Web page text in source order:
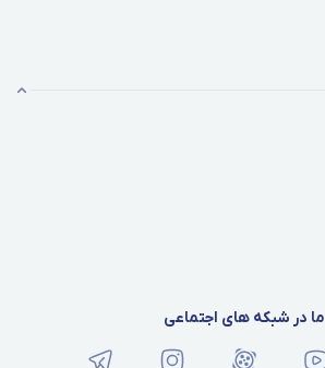
ما در شبکه های اجتماعی